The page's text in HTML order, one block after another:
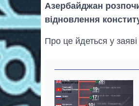
Азербайджан
відновлення
Про це йдеться у